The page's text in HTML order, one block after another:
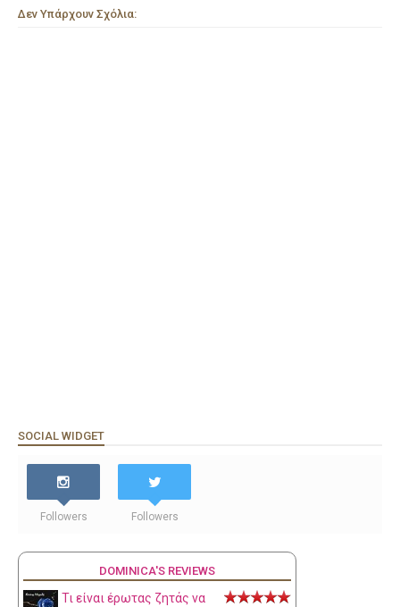
Δεν Υπάρχουν Σχόλια:
SOCIAL WIDGET
Followers Followers
DOMINICA'S REVIEWS
Τι είναι έρωτας ζητάς να